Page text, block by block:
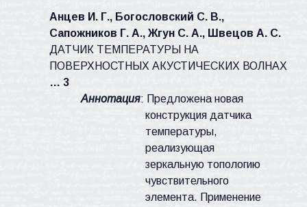
Анцев И. Г., Богословский С. В.,
Сапожников Г. А., Жгун С. А., Швецов А. С.
ДАТЧИК ТЕМПЕРАТУРЫ НА
ПОВЕРХНОСТНЫХ АКУСТИЧЕСКИХ ВОЛНАХ
… 3
Аннотация: Предложена новая
конструкция датчика
температуры,
реализующая
зеркальную топологию
чувствительного
элемента. Применение